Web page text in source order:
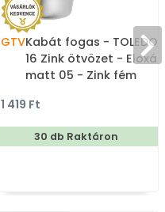
GTVKabát fogas - TOLEDO
16 Zink ötvözet - Eloxált
matt 05 - Zink fém
fogas
1 419 Ft
30 db Raktáron